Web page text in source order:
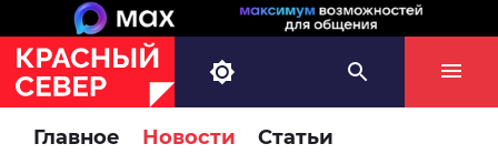
Главное Новости Статьи